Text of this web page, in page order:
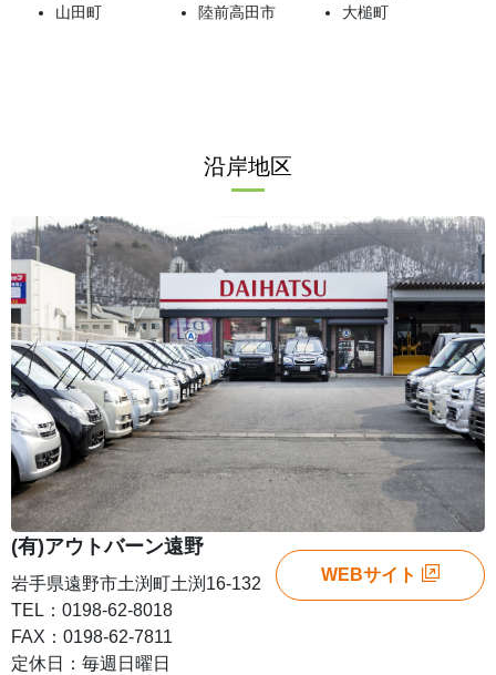
山田町
陸前高田市 大槌町
沿岸地区
(有)アウトバーン遠野
岩手県遠野市土渕町土渕16-132
TEL：0198-62-8018
FAX：0198-62-7811
定休日：毎週日曜日
WEBサイト